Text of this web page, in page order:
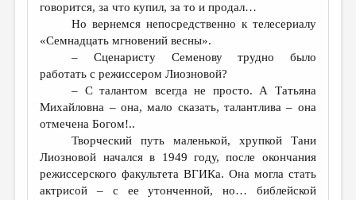
говорится, за что купил, за то и продал…
Но вернемся непосредственно к телесериалу
«Семнадцать мгновений весны».
– Сценаристу Семенову трудно было
работать с режиссером Лиозновой?
– С талантом всегда не просто. А Татьяна
Михайловна – она, мало сказать, талантлива – она
отмечена Богом!..
Творческий путь маленькой, хрупкой Тани
Лиозновой начался в 1949 году, после окончания
режиссерского факультета ВГИКа. Она могла стать
актрисой – с ее утонченной, но… библейской